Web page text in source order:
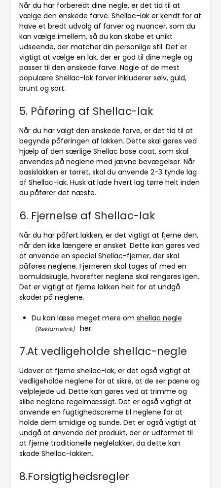
Når du har forberedt dine negle, er det tid til at
vælge den ønskede farve. Shellac-lak er kendt for at
have et bredt udvalg af farver og nuancer, som du
kan vælge imellem, så du kan skabe et unikt
udseende, der matcher din personlige stil. Det er
vigtigt at vælge en lak, der er god til dine negle og
passer til den ønskede farve. Nogle af de mest
populære Shellac-lak farver inkluderer sølv, guld,
brunt og sort.
5. Påføring af Shellac-lak
Når du har valgt den ønskede farve, er det tid til at
begynde påføringen af lakken. Dette skal gøres ved
hjælp af den særlige Shellac base coat, som skal
anvendes på neglene med jævne bevægelser. Når
basislakken er tørret, skal du anvende 2-3 tynde lag
af Shellac-lak. Husk at lade hvert lag tørre helt inden
du påfører det næste.
6. Fjernelse af Shellac-lak
Når du har påført lakken, er det vigtigt at fjerne den,
når den ikke længere er ønsket. Dette kan gøres ved
at anvende en speciel Shellac-fjerner, der skal
påføres neglene. Fjerneren skal tages af med en
bomuldskugle, hvorefter neglene skal rengøres igen.
Det er vigtigt at fjerne lakken helt for at undgå
skader på neglene.
Du kan læse meget mere om shellac negle
her.
7.At vedligeholde shellac-negle
Udover at fjerne shellac-lak, er det også vigtigt at
vedligeholde neglene for at sikre, at de ser pæne og
velplejede ud. Dette kan gøres ved at trimme og
slibe neglene regelmæssigt. Det er også vigtigt at
anvende en fugtighedscreme til neglene for at
holde dem smidige og sunde. Det er også vigtigt at
undgå at anvende det produkt, der er udformet til
at fjerne traditionelle neglelakker, da dette kan
skade Shellac-lakken.
8.Forsigtighedsregler